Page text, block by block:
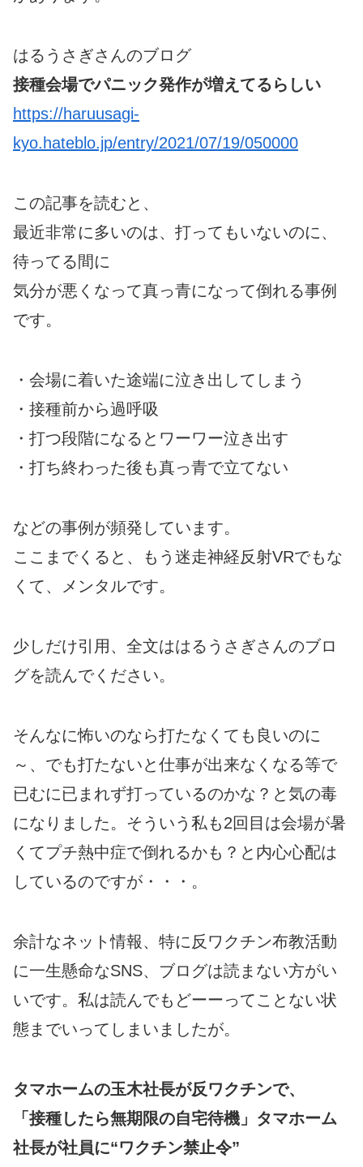
はるうさぎさんのブログ
接種会場でパニック発作が増えてるらしい
https://haruusagi-
kyo.hateblo.jp/entry/2021/07/19/050000
この記事を読むと、
最近非常に多いのは、打ってもいないのに、
待ってる間に
気分が悪くなって真っ青になって倒れる事例
です。
・会場に着いた途端に泣き出してしまう
・接種前から過呼吸
・打つ段階になるとワーワー泣き出す
・打ち終わった後も真っ青で立てない
などの事例が頻発しています。
ここまでくると、もう迷走神経反射VRでもな
くて、メンタルです。
少しだけ引用、全文ははるうさぎさんのブロ
グを読んでください。
そんなに怖いのなら打たなくても良いのに
～、でも打たないと仕事が出来なくなる等で
已むに已まれず打っているのかな？と気の毒
になりました。そういう私も2回目は会場が暑
くてプチ熱中症で倒れるかも？と内心心配は
しているのですが・・・。
余計なネット情報、特に反ワクチン布教活動
に一生懸命なSNS、ブログは読まない方がい
いです。私は読んでもどーーってことない状
態までいってしまいましたが。
タマホームの玉木社長が反ワクチンで、
「接種したら無期限の自宅待機」タマホーム
社長が社員に“ワクチン禁止令”